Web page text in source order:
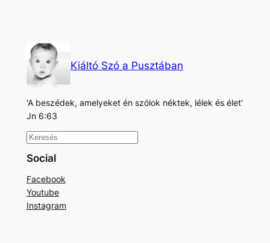
Kiáltó Szó a Pusztában
'A beszédek, amelyeket én szólok néktek, lélek és élet'
Jn 6:63
K
e
e
s
Social
Facebook
Youtube
Instagram